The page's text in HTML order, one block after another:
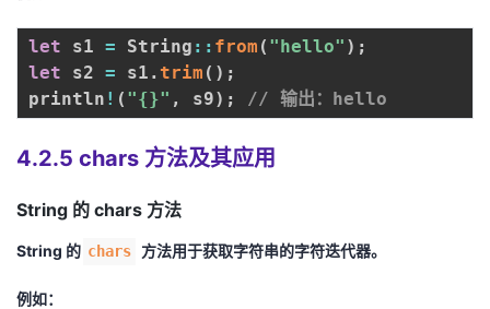
let s1 = String : : from ( "hello" ) ;
let s2 = s1 . trim ( ) ;
println ! ( "{}" , s9) ; // 输出：hello
4.2.5 chars 方法及其应用
String 的 chars 方法
String 的 chars 方法用于获取字符串的字符迭代器。
例如：